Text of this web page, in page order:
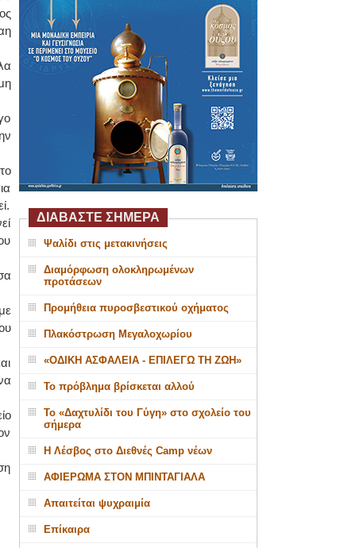
ΔΙΑΒΑΣΤΕ ΣΗΜΕΡΑ
Ψαλίδι στις μετακινήσεις
Διαμόρφωση ολοκληρωμένων
προτάσεων
Προμήθεια πυροσβεστικού οχήματος
Πλακόστρωση Μεγαλοχωρίου
«ΟΔΙΚΗ ΑΣΦΑΛΕΙΑ - ΕΠΙΛΕΓΩ ΤΗ ΖΩΗ»
Το πρόβλημα βρίσκεται αλλού
Το «Δαχτυλίδι του Γύγη» στο σχολείο του
σήμερα
Η Λέσβος στο Διεθνές Camp νέων
ΑΦΙΕΡΩΜΑ ΣΤΟΝ ΜΠΙΝΤΑΓΙΑΛΑ
Απαιτείται ψυχραιμία
Επίκαιρα